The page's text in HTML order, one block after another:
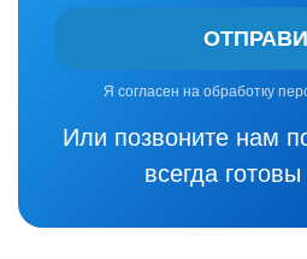
Я согласен на обработку
Или позвоните нам
всегда